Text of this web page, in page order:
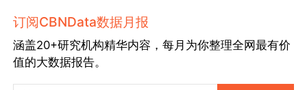
订阅CBNData数据月报
涵盖20+研究机构精华内容，每月为你整理全网最有价
值的大数据报告。